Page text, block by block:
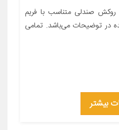
صندلی متناسب با فریم
در توضیحات می‌باشد. تمامی
بیشتر